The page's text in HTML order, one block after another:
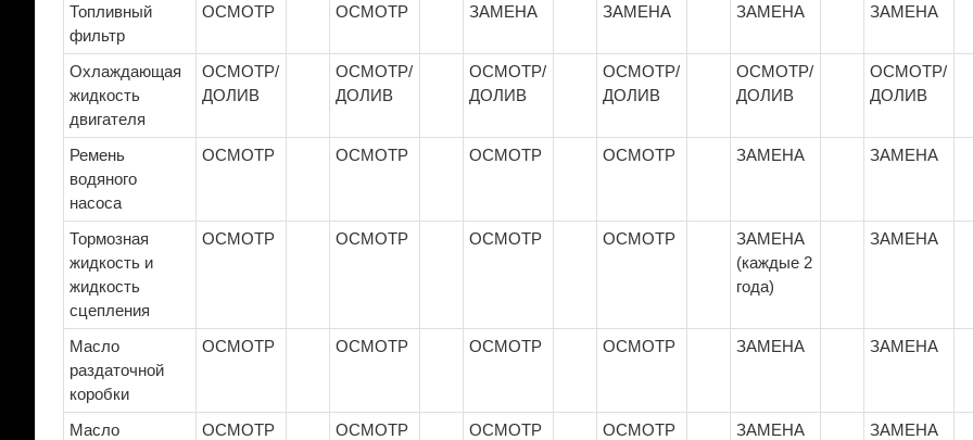
Топливный
фильтр
ОСМОТР ОСМОТР ЗАМЕНА ЗАМЕНА ЗАМЕНА ЗАМЕНА
Охлаждающая
жидкость
двигателя
ОСМОТР/
ДОЛИВ
ОСМОТР/
ДОЛИВ
ОСМОТР/
ДОЛИВ
ОСМОТР/
ДОЛИВ
ОСМОТР/
ДОЛИВ
ОСМОТР/
ДОЛИВ
Ремень
водяного
насоса
ОСМОТР ОСМОТР ОСМОТР ОСМОТР ЗАМЕНА ЗАМЕНА
Тормозная
жидкость и
жидкость
сцепления
ОСМОТР ОСМОТР ОСМОТР ОСМОТР
ЗАМЕНА
(каждые 2
года)
ЗАМЕНА
Масло
раздаточной
коробки
ОСМОТР ОСМОТР ОСМОТР ОСМОТР ЗАМЕНА ЗАМЕНА
Масло
ОСМОТР ОСМОТР ОСМОТР ОСМОТР ЗАМЕНА ЗАМЕНА